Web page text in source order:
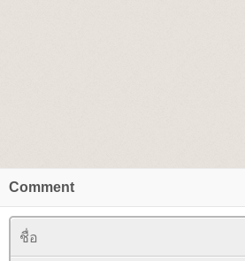
Comment